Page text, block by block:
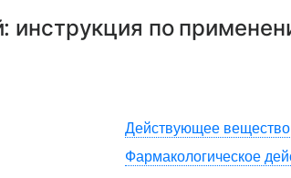
: инструкция по
Действующее вещество
Фармакологическое